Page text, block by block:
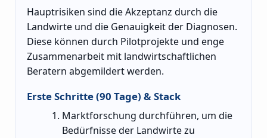
Hauptrisiken sind die Akzeptanz durch die
Landwirte und die Genauigkeit der Diagnosen.
Diese können durch Pilotprojekte und enge
Zusammenarbeit mit landwirtschaftlichen
Beratern abgemildert werden.
Erste Schritte (90 Tage) & Stack
Marktforschung durchführen, um die
Bedürfnisse der Landwirte zu